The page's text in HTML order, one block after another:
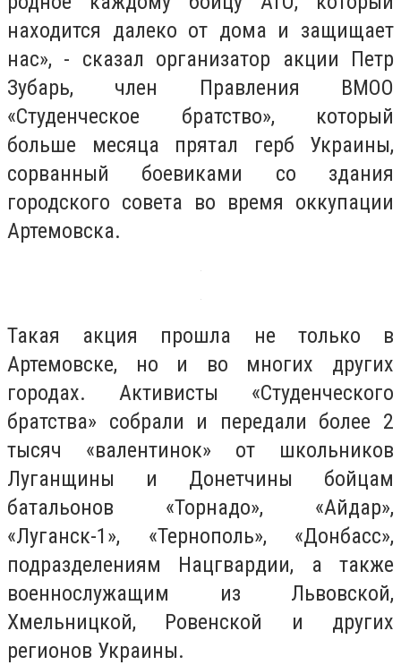
находится далеко от дома и защищает
нас», - сказал организатор акции Петр
Зубарь, член Правления ВМОО
«Студенческое братство», который
больше месяца прятал герб Украины,
сорванный боевиками со здания
городского совета во время оккупации
Артемовска.
Такая акция прошла не только в
Артемовске, но и во многих других
городах. Активисты «Студенческого
братства» собрали и передали более 2
тысяч «валентинок» от школьников
Луганщины и Донетчины бойцам
батальонов «Торнадо», «Айдар»,
«Луганск-1», «Тернополь», «Донбасс»,
подразделениям Нацгвардии, а также
военнослужащим из Львовской,
Хмельницкой, Ровенской и других
регионов Украины.